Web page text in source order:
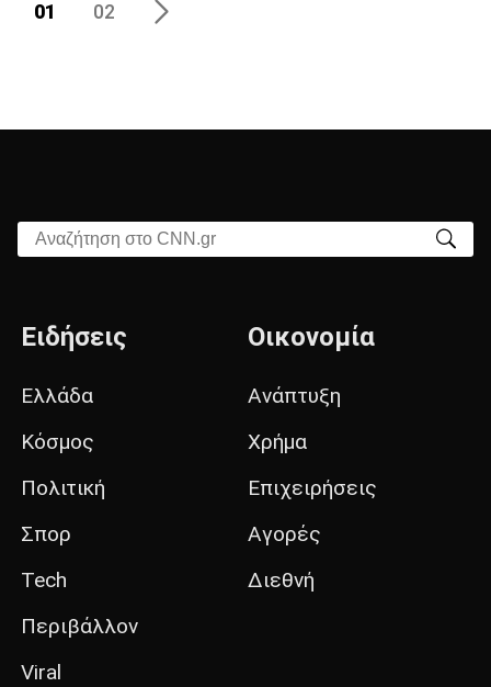
01 02
Αναζήτηση στο CNN.gr
Ειδήσεις
Ελλάδα
Κόσμος
Πολιτική
Σπορ
Tech
Περιβάλλον
Viral
Οικονομία
Ανάπτυξη
Χρήμα
Επιχειρήσεις
Αγορές
Διεθνή